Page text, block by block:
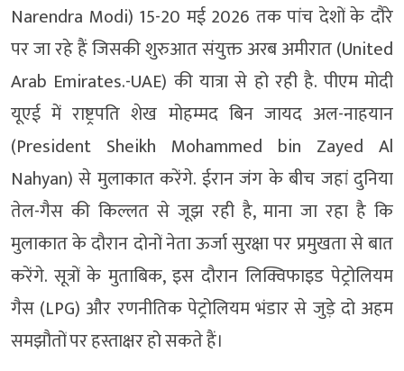
Narendra Modi) 15-20 मई 2026 तक पांच देशों के दौरे
पर जा रहे हैं जिसकी शुरुआत संयुक्त अरब अमीरात (United
Arab Emirates.-UAE) की यात्रा से हो रही है. पीएम मोदी
यूएई में राष्ट्रपति शेख मोहम्मद बिन जायद अल-नाहयान
(President Sheikh Mohammed bin Zayed Al
Nahyan) से मुलाकात करेंगे. ईरान जंग के बीच जहां दुनिया
तेल-गैस की किल्लत से जूझ रही है, माना जा रहा है कि
मुलाकात के दौरान दोनों नेता ऊर्जा सुरक्षा पर प्रमुखता से बात
करेंगे. सूत्रों के मुताबिक, इस दौरान लिक्विफाइड पेट्रोलियम
गैस (LPG) और रणनीतिक पेट्रोलियम भंडार से जुड़े दो अहम
समझौतों पर हस्ताक्षर हो सकते हैं।